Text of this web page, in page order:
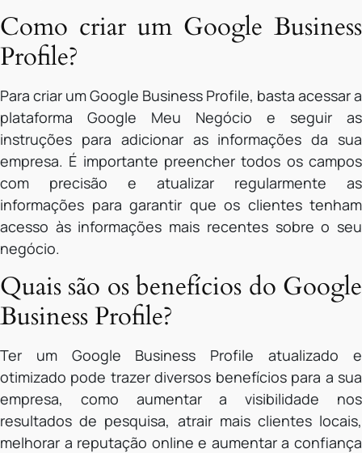
Como criar um Google Business
Profile?
Para criar um Google Business Profile, basta acessar a
plataforma Google Meu Negócio e seguir as
instruções para adicionar as informações da sua
empresa. É importante preencher todos os campos
com precisão e atualizar regularmente as
informações para garantir que os clientes tenham
acesso às informações mais recentes sobre o seu
negócio.
Quais são os benefícios do Google
Business Profile?
Ter um Google Business Profile atualizado e
otimizado pode trazer diversos benefícios para a sua
empresa, como aumentar a visibilidade nos
resultados de pesquisa, atrair mais clientes locais,
melhorar a reputação online e aumentar a confiança